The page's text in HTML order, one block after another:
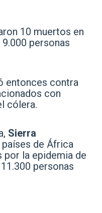
10 muertos en
personas
entonces contra
con
cólera.
Sierra
de África
la epidemia de
personas